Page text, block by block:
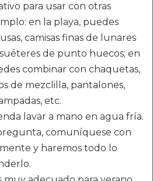
para usar con otras
en la playa, puedes
camisas finas de lunares
de punto huecos; en
combinar con chaquetas,
de mezclilla, pantalones,
etc.
lavar a mano en agua fría.
comuníquese con
y haremos todo lo